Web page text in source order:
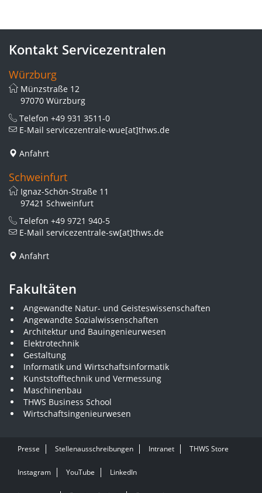
Kontakt Servicezentralen
Würzburg
Münzstraße 12
97070 Würzburg
Telefon +49 931 3511-0
E-Mail servicezentrale-wue[at]thws.de
Anfahrt
Schweinfurt
Ignaz-Schön-Straße 11
97421 Schweinfurt
Telefon +49 9721 940-5
E-Mail servicezentrale-sw[at]thws.de
Anfahrt
Fakultäten
Angewandte Natur- und Geisteswissenschaften
Angewandte Sozialwissenschaften
Architektur und Bauingenieurwesen
Elektrotechnik
Gestaltung
Informatik und Wirtschaftsinformatik
Kunststofftechnik und Vermessung
Maschinenbau
THWS Business School
Wirtschaftsingenieurwesen
Presse Stellenausschreibungen Intranet THWS Store
Instagram YouTube LinkedIn